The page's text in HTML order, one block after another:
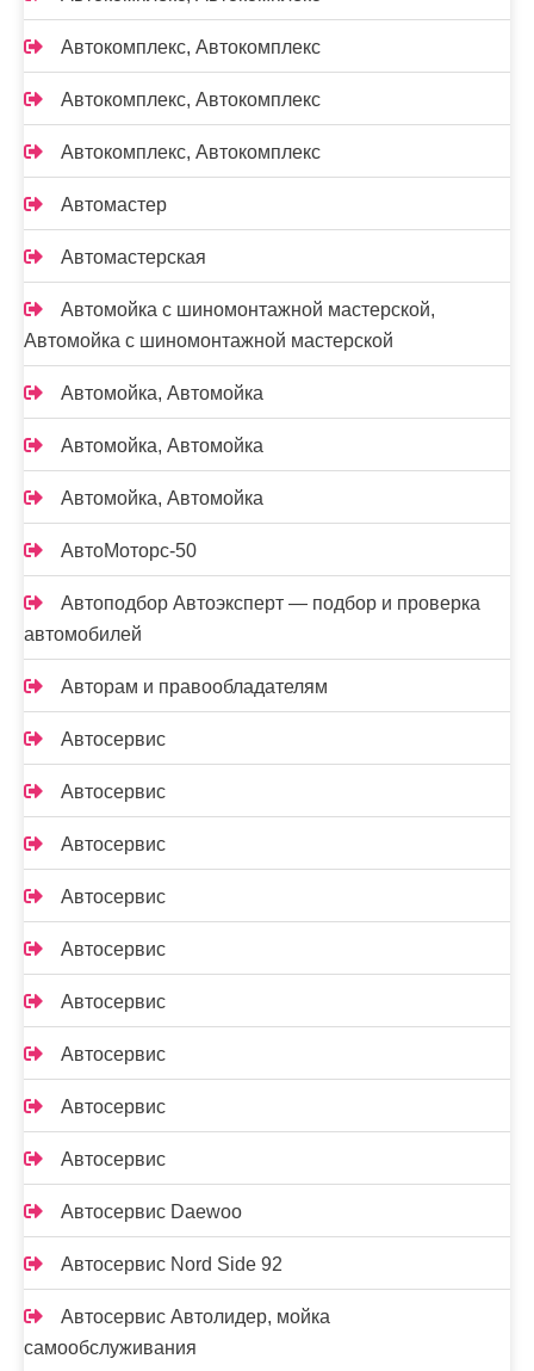
Автокомплекс, Автокомплекс
Автокомплекс, Автокомплекс
Автокомплекс, Автокомплекс
Автомастер
Автомастерская
Автомойка с шиномонтажной мастерской,
Автомойка с шиномонтажной мастерской
Автомойка, Автомойка
Автомойка, Автомойка
Автомойка, Автомойка
АвтоМоторс-50
Автоподбор Автоэксперт — подбор и проверка
автомобилей
Авторам и правообладателям
Автосервис
Автосервис
Автосервис
Автосервис
Автосервис
Автосервис
Автосервис
Автосервис
Автосервис
Автосервис Daewoo
Автосервис Nord Side 92
Автосервис Автолидер, мойка
самообслуживания